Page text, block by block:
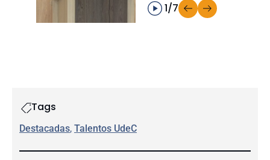
1/7
Tags
Destacadas, Talentos UdeC